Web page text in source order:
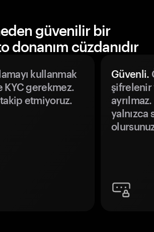
güvenilir bir
donanım cüzdanıdır
kullanmak
KYC gerekmez.
etmiyoruz.
Güvenli.
şifrelenir
yalnızca